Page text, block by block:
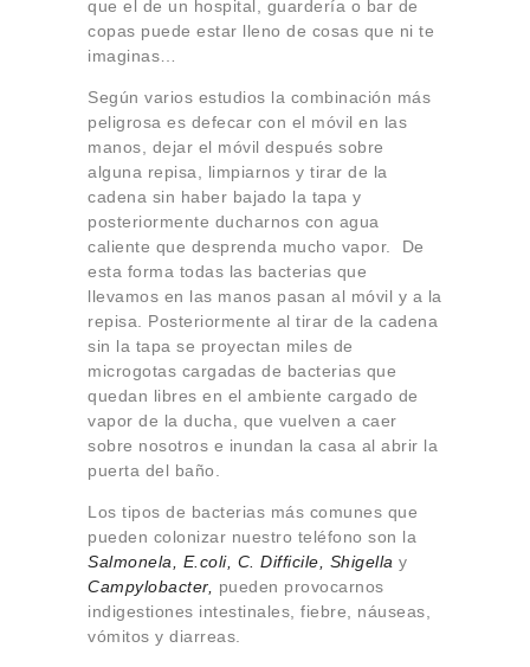
que el de un hospital, guardería o bar de
copas puede estar lleno de cosas que ni te
imaginas…
Según varios estudios la combinación más
peligrosa es defecar con el móvil en las
manos, dejar el móvil después sobre
alguna repisa, limpiarnos y tirar de la
cadena sin haber bajado la tapa y
posteriormente ducharnos con agua
caliente que desprenda mucho vapor.
De
esta forma todas las bacterias que
llevamos en las manos pasan al móvil y a la
repisa. Posteriormente al tirar de la cadena
sin la tapa se proyectan miles de
microgotas cargadas de bacterias que
quedan libres en el ambiente cargado de
vapor de la ducha, que vuelven a caer
sobre nosotros e inundan la casa al abrir la
puerta del baño.
Los tipos de bacterias más comunes que
pueden colonizar nuestro teléfono son la
Salmonela, E.coli, C. Difficile, Shigella y
Campylobacter, pueden provocarnos
indigestiones intestinales, fiebre, náuseas,
vómitos y diarreas.